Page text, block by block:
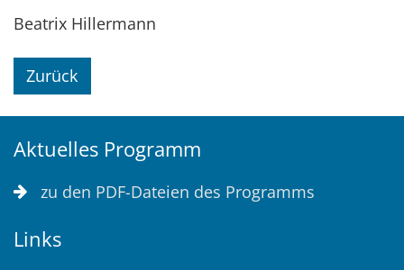
Beatrix Hillermann
Zurück
Aktuelles Programm
zu den PDF-Dateien des Programms
Links